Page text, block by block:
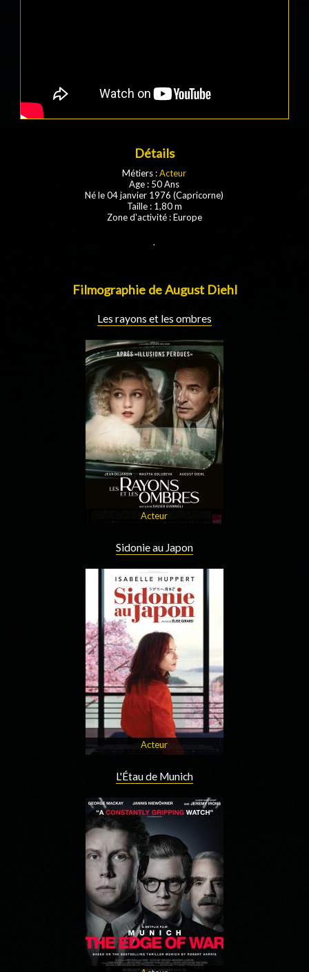
Détails
Métiers :Acteur
Age : 50 Ans
Né le 04 janvier 1976 (Capricorne)
Taille : 1,80 m
Zone d'activité : Europe
.
Filmographie de August Diehl
Les rayons et les ombres
Acteur
Sidonie au Japon
Acteur
L'Étau de Munich